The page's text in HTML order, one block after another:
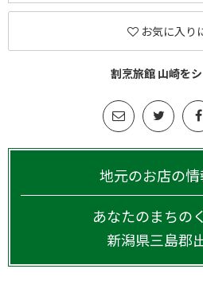
お気に入り
割烹旅館 山崎を
地元のお店の情
あなたのまちの
新潟県三島郡